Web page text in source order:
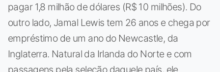
pagar 1,8 milhão de dólares (R$ 10 milhões). Do
outro lado, Jamal Lewis tem 26 anos e chega por
empréstimo de um ano do Newcastle, da
Inglaterra. Natural da Irlanda do Norte e com
passagens pela seleção daquele país, ele